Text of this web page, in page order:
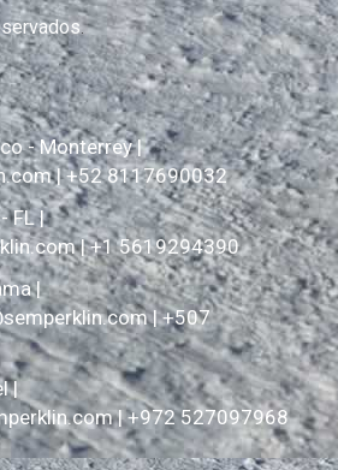
.
- Monterrey |
| +52 8117690032
FL |
| +1 5619294390
|
| +507
|
| +972 527097968